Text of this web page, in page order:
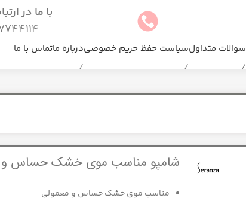
با ما در
سوالات متداولسیاست حفظ حریم خصوصیدرباره ماتماس با ما
شامپو مناسب موی خشک حساس و
مناسب موی خشک حساس و معمولی